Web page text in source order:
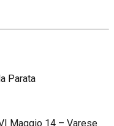
Parata
Maggio 14 – Varese